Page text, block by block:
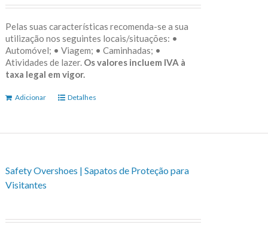
Pelas suas características recomenda-se a sua
utilização nos seguintes locais/situações: •
Automóvel; • Viagem; • Caminhadas; •
Atividades de lazer. Os valores incluem IVA à
taxa legal em vigor.
Adicionar Detalhes
Safety Overshoes | Sapatos de Proteção para
Visitantes